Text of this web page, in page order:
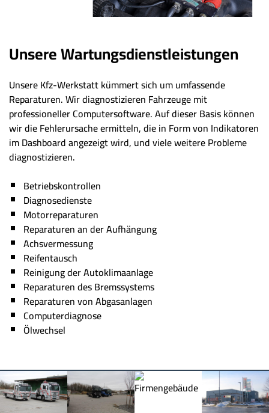
Unsere Wartungsdienstleistungen
Unsere Kfz-Werkstatt kümmert sich um umfassende
Reparaturen. Wir diagnostizieren Fahrzeuge mit
professioneller Computersoftware. Auf dieser Basis können
wir die Fehlerursache ermitteln, die in Form von Indikatoren
im Dashboard angezeigt wird, und viele weitere Probleme
diagnostizieren.
Betriebskontrollen
Diagnosedienste
Motorreparaturen
Reparaturen an der Aufhängung
Achsvermessung
Reifentausch
Reinigung der Autoklimaanlage
Reparaturen des Bremssystems
Reparaturen von Abgasanlagen
Computerdiagnose
Ölwechsel